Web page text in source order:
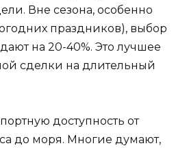
Вне сезона, особенно
праздников), выбор
на 20-40%. Это лучшее
сделки на длительный
доступность от
до моря. Многие думают,